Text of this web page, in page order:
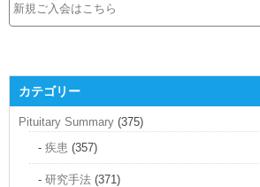
新規ご入会はこちら
カテゴリー
Pituitary Summary (375)
疾患 (357)
研究手法 (371)